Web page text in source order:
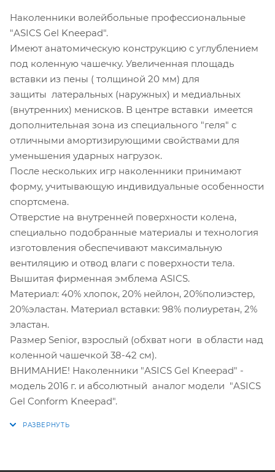
Наколенники волейбольные профессиональные
"ASICS Gel Kneepad".
Имеют анатомическую конструкцию с углублением
под коленную чашечку. Увеличенная площадь
вставки из пены ( толщиной 20 мм) для
защиты латеральных (наружных) и медиальных
(внутренних) менисков. В центре вставки имеется
дополнительная зона из специального "геля" с
отличными амортизирующими свойствами для
уменьшения ударных нагрузок.
После нескольких игр наколенники принимают
форму, учитывающую индивидуальные особенности
спортсмена.
Отверстие на внутренней поверхности колена,
специально подобранные материалы и технология
изготовления обеспечивают максимальную
вентиляцию и отвод влаги с поверхности тела.
Вышитая фирменная эмблема ASICS.
Материал: 40% хлопок, 20% нейлон, 20%полиэстер,
20%эластан. Материал вставки: 98% полиуретан, 2%
эластан.
Размер Senior, взрослый (обхват ноги в области над
коленной чашечкой 38-42 см).
ВНИМАНИЕ! Наколенники "ASICS Gel Kneepad" -
модель 2016 г. и абсолютный аналог модели "ASICS
Gel Conform Kneepad".